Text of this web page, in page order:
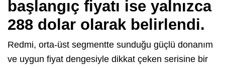
başlangıç fiyatı ise yalnızca
288 dolar olarak belirlendi.
Redmi, orta-üst segmentte sunduğu güçlü donanım
ve uygun fiyat dengesiyle dikkat çeken serisine bir